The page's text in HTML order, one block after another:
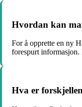
Hvordan kan
For å opprette en ny
forespurt
Hva er